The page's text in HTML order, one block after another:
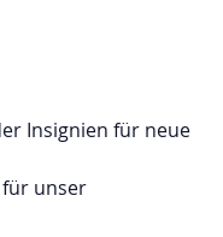
Insignien für neue
für unser